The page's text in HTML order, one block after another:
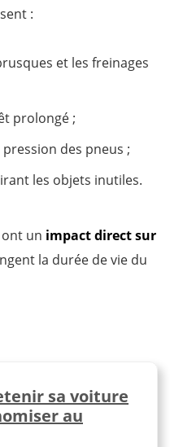
:
et les freinages
prolongé ;
des pneus ;
les objets inutiles.
un impact direct sur
la durée de vie du
sa voiture
au